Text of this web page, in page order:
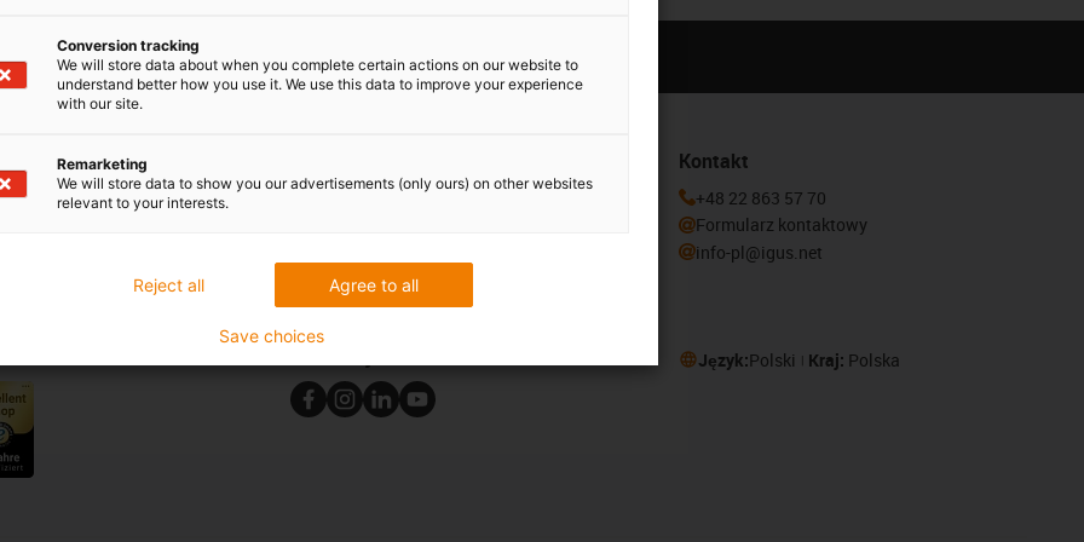
Bądź na bieżąco i zapisz się do newslettera
Zapisz się do newslettera
Kontakt
+48 22 863 57 70
Formularz kontaktowy
info-pl@igus.net
Język:Polski Kraj: Polska
Conversion tracking
We will store data about when you complete certain actions on our website to
understand better how you use it. We use this data to improve your experience
with our site.
Remarketing
We will store data to show you our advertisements (only ours) on other websites
relevant to your interests.
Agree to all
Reject all
Save choices